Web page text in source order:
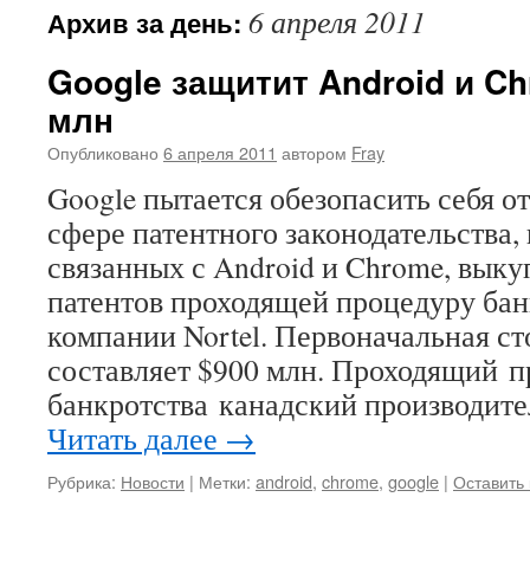
Архив за день: 6 апреля 2011
Google защитит Android и
млн
Опубликовано 6 апреля 2011 автором Fray
Google пытается обезопасить себя
сфере патентного
связанных с Android и Chrome,
патентов проходящей процедуру
компании Nortel. Первоначальная
составляет $900 млн. Проходящий
банкротства канадский
Читать далее →
Рубрика: Новости | Метки: android, chrome, google |